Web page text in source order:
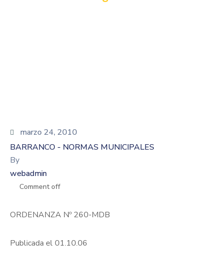
marzo 24, 2010
BARRANCO - NORMAS MUNICIPALES
By
webadmin
Comment off
ORDENANZA Nº 260-MDB
Publicada el 01.10.06